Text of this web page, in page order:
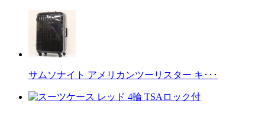
サムソナイト アメリカンツーリスター キ･･･